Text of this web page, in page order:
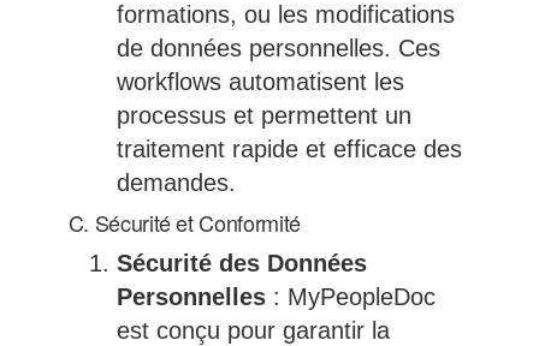
formations, ou les modifications
de données personnelles. Ces
workflows automatisent les
processus et permettent un
traitement rapide et efficace des
demandes.
C. Sécurité et Conformité
Sécurité des Données
Personnelles: MyPeopleDoc
est conçu pour garantir la